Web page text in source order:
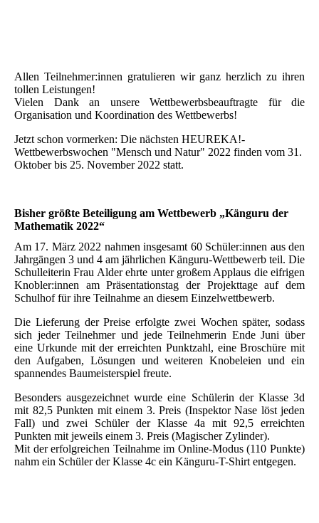
Allen Teilnehmer:innen gratulieren wir ganz herzlich zu ihren
tollen Leistungen!
Vielen Dank an unsere Wettbewerbsbeauftragte für die
Organisation und Koordination des Wettbewerbs!
Jetzt schon vormerken: Die nächsten HEUREKA!-
Wettbewerbswochen "Mensch und Natur" 2022 finden vom 31.
Oktober bis 25. November 2022 statt.
Bisher größte Beteiligung am Wettbewerb „Känguru der
Mathematik 2022“
Am 17. März 2022 nahmen insgesamt 60 Schüler:innen aus den
Jahrgängen 3 und 4 am jährlichen Känguru-Wettbewerb teil. Die
Schulleiterin Frau Alder ehrte unter großem Applaus die eifrigen
Knobler:innen am Präsentationstag der Projekttage auf dem
Schulhof für ihre Teilnahme an diesem Einzelwettbewerb.
Die Lieferung der Preise erfolgte zwei Wochen später, sodass
sich jeder Teilnehmer und jede Teilnehmerin Ende Juni über
eine Urkunde mit der erreichten Punktzahl, eine Broschüre mit
den Aufgaben, Lösungen und weiteren Knobeleien und ein
spannendes Baumeisterspiel freute.
Besonders ausgezeichnet wurde eine Schülerin der Klasse 3d
mit 82,5 Punkten mit einem 3. Preis (Inspektor Nase löst jeden
Fall) und zwei Schüler der Klasse 4a mit 92,5 erreichten
Punkten mit jeweils einem 3. Preis (Magischer Zylinder).
Mit der erfolgreichen Teilnahme im Online-Modus (110 Punkte)
nahm ein Schüler der Klasse 4c ein Känguru-T-Shirt entgegen.